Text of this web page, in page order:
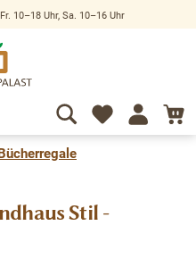
10–18 Uhr, Sa. 10–16 Uhr
Stil -